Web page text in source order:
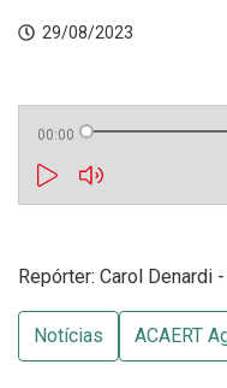
29/08/2023
00:00
Repórter: Carol Denardi
Notícias ACAERT